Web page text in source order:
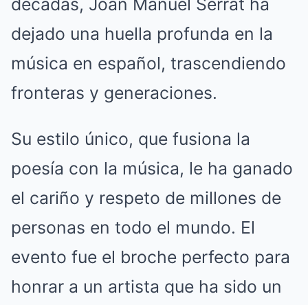
décadas, Joan Manuel Serrat ha
dejado una huella profunda en la
música en español, trascendiendo
fronteras y generaciones.
Su estilo único, que fusiona la
poesía con la música, le ha ganado
el cariño y respeto de millones de
personas en todo el mundo. El
evento fue el broche perfecto para
honrar a un artista que ha sido un